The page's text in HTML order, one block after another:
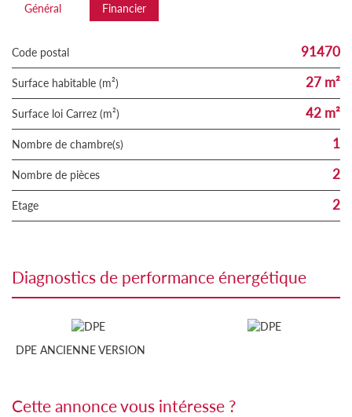
Général Financier
Code postal 91470
Surface habitable (m²) 27 m²
Surface loi Carrez (m²) 42 m²
Nombre de chambre(s) 1
Nombre de pièces 2
Etage 2
diagnostics de performance énergétique
DPE ANCIENNE VERSION
cette annonce vous intéresse ?